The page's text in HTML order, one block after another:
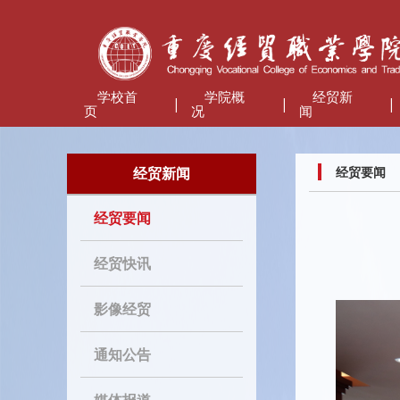
学校首
页
|
学院概
况
|
经贸新
闻
|
经贸新闻
经贸要闻
经贸快讯
影像经贸
通知公告
经贸要闻